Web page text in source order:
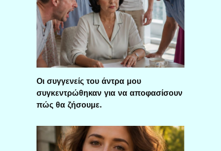
Οι συγγενείς του άντρα μου
συγκεντρώθηκαν για να αποφασίσουν
πώς θα ζήσουμε.